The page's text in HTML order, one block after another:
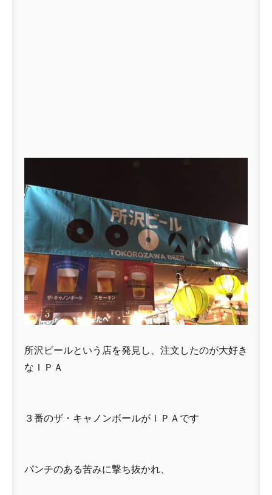
所沢ビールという店を発見し、注文したのが大好き
なＩＰＡ
３番のザ・キャノンボールがＩＰＡです
パンチのある苦みに撃ち抜かれ、